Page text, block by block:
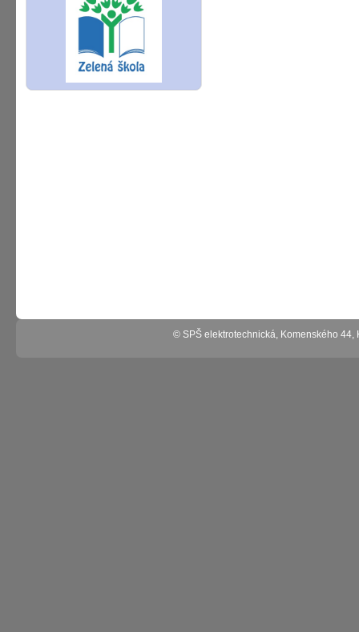
© SPŠ elektrotechnická, Komenského